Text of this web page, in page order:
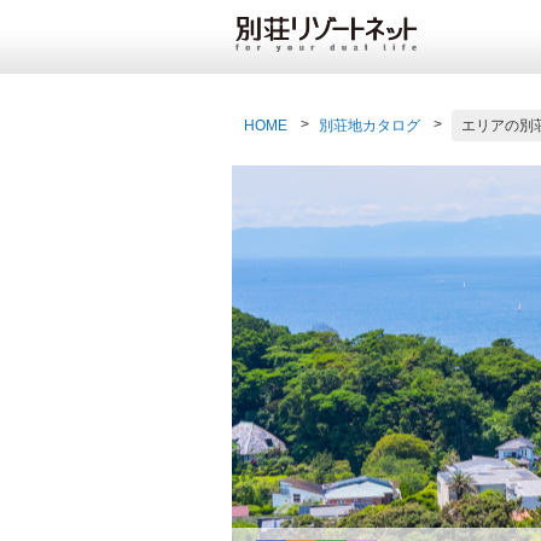
HOME 別荘地カタログ エリアの別